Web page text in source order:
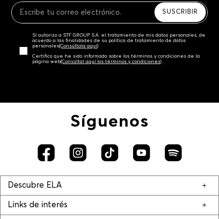
SUSCRIBIR
Sí autorizo a STF GROUP S.A. el tratamiento de mis datos personales, de
acuerdo a las finalidades de su política de tratamiento de datos
personales‎(Consúltala aquí)
Certifico que he sido informado sobre los términos y condiciones de la
página web‎(Consúltal aquí los términos y condiciones)
Síguenos
Descubre ELA
Links de interés